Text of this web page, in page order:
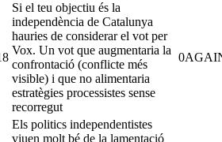
Si el teu objectiu és la
independència de Catalunya
hauries de considerar el vot per
Vox. Un vot que augmentaria la
confrontació (conflicte més
visible) i que no alimentaria
estratègies processistes sense
recorregut
0
Els politics independentistes
viuen molt bé de la lamentació